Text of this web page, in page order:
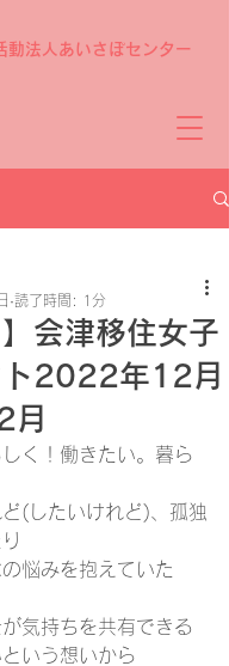
動法人あいさぽセンター
】会津移住女子
ト2022年12月
月
読了時間: 1分
く！働きたい。暮ら
(したいけれど)、孤独
悩みを抱えていた
気持ちを共有できる
いう想いから